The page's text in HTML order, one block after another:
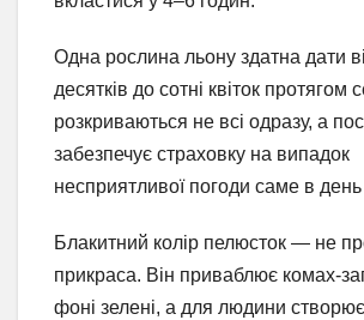
Одна рослина льону здатна дати
десятків до сотні квіток протягом
розкриваються не всі одразу, а
забезпечує страховку на випадок
несприятливої погоди саме в день
Блакитний колір пелюсток — не
прикраса. Він приваблює комах-
фоні зелені, а для людини